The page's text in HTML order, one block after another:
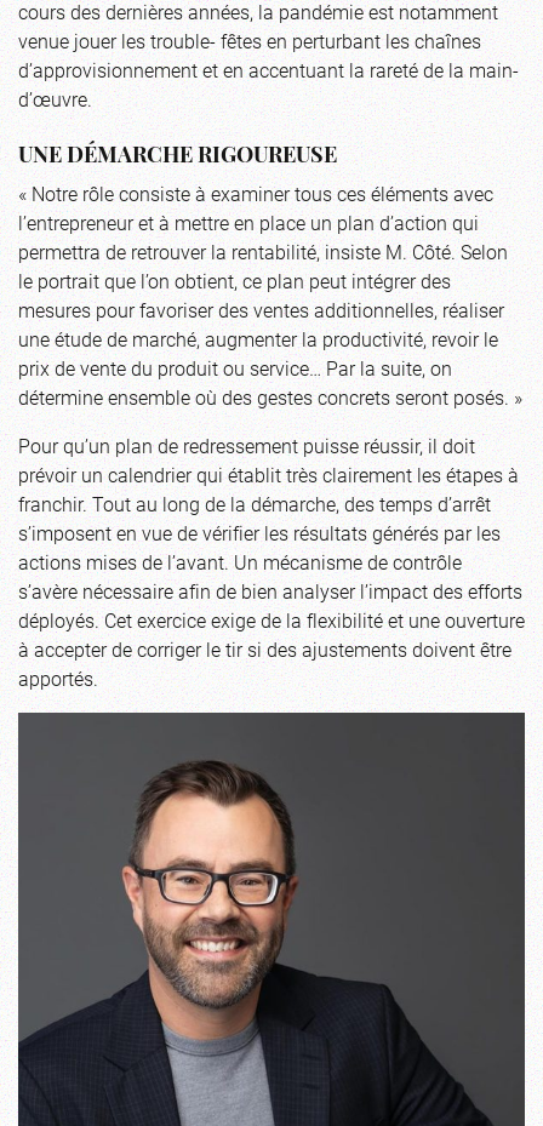
cours des dernières années, la pandémie est notamment
venue jouer les trouble- fêtes en perturbant les chaînes
d’approvisionnement et en accentuant la rareté de la main-
d’œuvre.
UNE DÉMARCHE RIGOUREUSE
« Notre rôle consiste à examiner tous ces éléments avec
l’entrepreneur et à mettre en place un plan d’action qui
permettra de retrouver la rentabilité, insiste M. Côté. Selon
le portrait que l’on obtient, ce plan peut intégrer des
mesures pour favoriser des ventes additionnelles, réaliser
une étude de marché, augmenter la productivité, revoir le
prix de vente du produit ou service… Par la suite, on
détermine ensemble où des gestes concrets seront posés. »
Pour qu’un plan de redressement puisse réussir, il doit
prévoir un calendrier qui établit très clairement les étapes à
franchir. Tout au long de la démarche, des temps d’arrêt
s’imposent en vue de vérifier les résultats générés par les
actions mises de l’avant. Un mécanisme de contrôle
s’avère nécessaire afin de bien analyser l’impact des efforts
déployés. Cet exercice exige de la flexibilité et une ouverture
à accepter de corriger le tir si des ajustements doivent être
apportés.